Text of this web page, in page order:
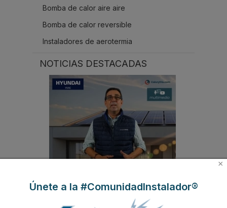
Bomba de calor aire aire
Bomba de calor reversible
Instaladores de aerotermia
NOTICIAS DESTACADAS
×
Únete a la #ComunidadInstalador®